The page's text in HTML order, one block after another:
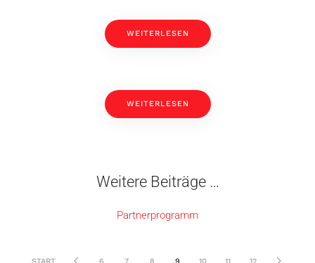
WEITERLESEN
WEITERLESEN
Weitere Beiträge …
Partnerprogramm
START 6 7 8 9 10 11
12